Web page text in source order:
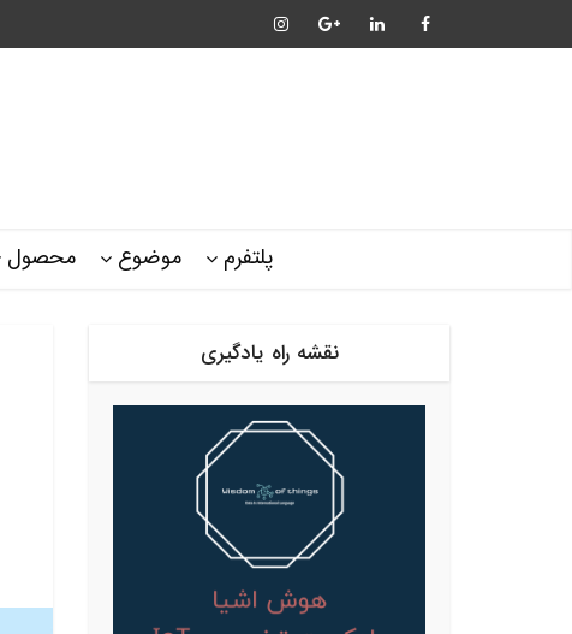
پلتفرم موضوع محصول
نقشه راه یادگیری